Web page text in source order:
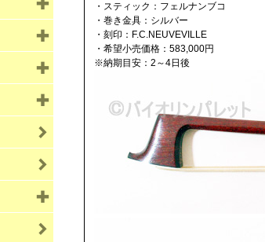
・スティック：フェルナンブコ
・巻き金具：シルバー
・刻印：F.C.NEUVEVILLE
・希望小売価格：583,000円
※納期目安：2～4日後